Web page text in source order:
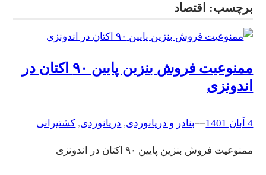
برچسب: اقتصاد
ممنوعیت فروش بنزین پایین ۹۰ اکتان در
اندونزی
4 آبان 1401 –
–بنادر و دریانوردی, دریانوردی, کشتیرانی
ممنوعیت فروش بنزین پایین ۹۰ اکتان در اندونزی